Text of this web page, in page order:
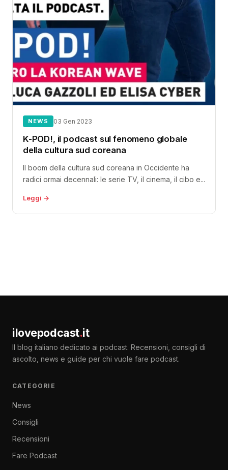
NEWS 03 Gen 2023
K-POD!, il podcast sul fenomeno globale
della cultura sud coreana
Il boom della cultura sud coreana in Occidente ha
radici ormai decennali: le serie TV, il cinema, il cibo e...
Leggi →
ilovepodcast.it
Il blog italiano dedicato ai podcast. Recensioni, consigli di
ascolto, news e guide per chi vuole fare podcast.
CATEGORIE
News
Consigli
Recensioni
Fare Podcast